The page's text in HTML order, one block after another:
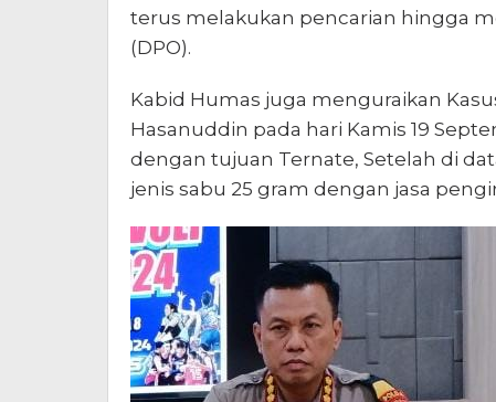
terus melakukan pencarian hingga
(DPO).
Kabid Humas juga menguraikan
Hasanuddin pada hari Kamis 19
dengan tujuan Ternate, Setelah di
jenis sabu 25 gram dengan jasa